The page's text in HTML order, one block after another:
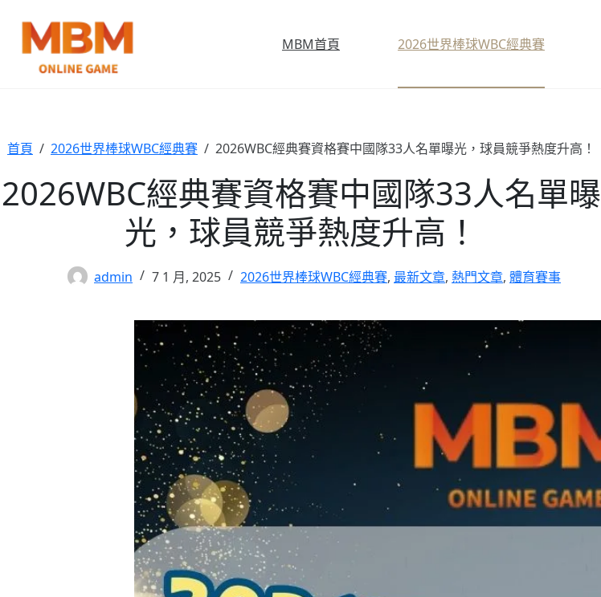
MBM首頁 2026世界棒球WBC經典賽
首頁 / 2026世界棒球WBC經典賽 / 2026WBC經典賽資格賽中國隊33人名單曝光，球員競爭熱度升高！
2026WBC經典賽資格賽中國隊33人名單曝
光，球員競爭熱度升高！
admin 7 1 月, 2025 2026世界棒球WBC經典賽, 最新文章, 熱門文章, 體育賽事